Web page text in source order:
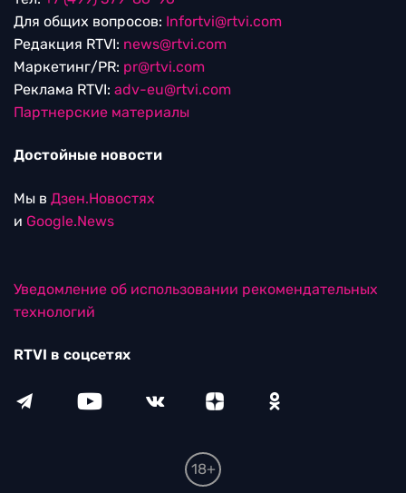
Для общих вопросов: Infortvi@rtvi.com
Редакция RTVI: news@rtvi.com
Маркетинг/PR: pr@rtvi.com
Реклама RTVI: adv-eu@rtvi.com
Партнерские материалы
Достойные новости
Мы в Дзен.Новостях
и Google.News
Уведомление об использовании рекомендательных
технологий
RTVI в соцсетях
18+